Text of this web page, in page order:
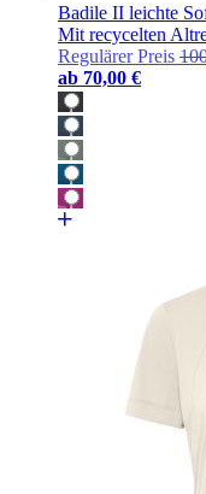
Badile II leichte
Mit recycelten
Regulärer Preis
ab 70,00 €